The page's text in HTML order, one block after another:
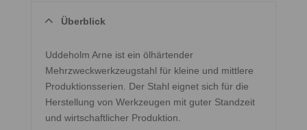
Überblick
Uddeholm Arne ist ein ölhärtender
Mehrzweckwerkzeugstahl für kleine und mittlere
Produktionsserien. Der Stahl eignet sich für die
Herstellung von Werkzeugen mit guter Standzeit
und wirtschaftlicher Produktion.